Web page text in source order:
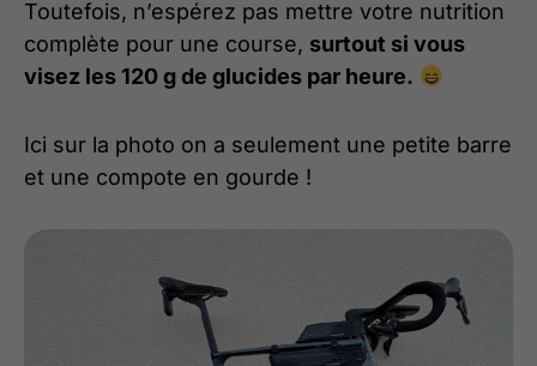
Toutefois, n’espérez pas mettre votre nutrition
complète pour une course, surtout si vous
visez les 120 g de glucides par heure.
Ici sur la photo on a seulement une petite barre
et une compote en gourde !